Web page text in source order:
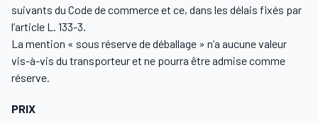
suivants du Code de commerce et ce, dans les délais fixés par
l’article L. 133-3.
La mention « sous réserve de déballage » n’a aucune valeur
vis-à-vis du transporteur et ne pourra être admise comme
réserve.
PRIX